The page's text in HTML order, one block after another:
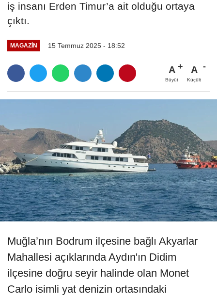
iş insanı Erden Timur’a ait olduğu ortaya
çıktı.
MAGAZIN 15 Temmuz 2025 - 18:52
A
Büyüt
A
Küçült
Muğla’nın Bodrum ilçesine bağlı Akyarlar
Mahallesi açıklarında Aydın'ın Didim
ilçesine doğru seyir halinde olan Monet
Carlo isimli yat denizin ortasındaki